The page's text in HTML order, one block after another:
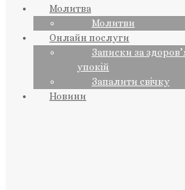
ПРЕДСТОЯТЕЛЬ
Православна Церква
Тернопільсько-Бучацька
Тернопільсько-
Молитва
Молитви
Онлайн послуги
Записки за здоров’я
упокій
Запалити свічку
Новини